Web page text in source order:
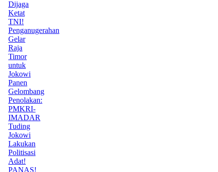
Dijaga
Ketat
TNI!
Penganugerahan
Gelar
Raja
Timor
untuk
Jokowi
Panen
Gelombang
Penolakan:
PMKRI-
IMADAR
Tuding
Jokowi
Lakukan
Politisasi
Adat!
PANAS!